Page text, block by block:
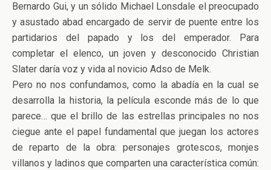
Bernardo Gui, y un sólido Michael Lonsdale el preocupado
y asustado abad encargado de servir de puente entre los
partidarios del papado y los del emperador. Para
completar el elenco, un joven y desconocido Christian
Slater daría voz y vida al novicio Adso de Melk.
Pero no nos confundamos, como la abadía en la cual se
desarrolla la historia, la película esconde más de lo que
parece… que el brillo de las estrellas principales no nos
ciegue ante el papel fundamental que juegan los actores
de reparto de la obra: personajes grotescos, monjes
villanos y ladinos que comparten una característica común: